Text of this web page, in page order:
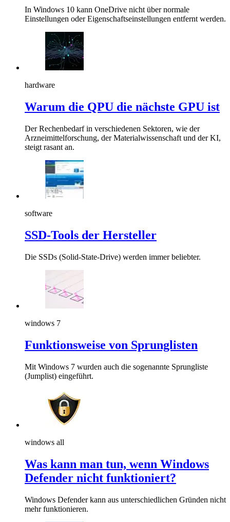
In Windows 10 kann OneDrive nicht über normale
Einstellungen oder Eigenschaftseinstellungen entfernt werden.
hardware
Warum die QPU die nächste GPU ist
Der Rechenbedarf in verschiedenen Sektoren, wie der
Arzneimittelforschung, der Materialwissenschaft und der KI,
steigt rasant an.
software
SSD-Tools der Hersteller
Die SSDs (Solid-State-Drive) werden immer beliebter.
windows 7
Funktionsweise von Sprunglisten
Mit Windows 7 wurden auch die sogenannte Sprungliste
(Jumplist) eingeführt.
windows all
Was kann man tun, wenn Windows
Defender nicht funktioniert?
Windows Defender kann aus unterschiedlichen Gründen nicht
mehr funktionieren.